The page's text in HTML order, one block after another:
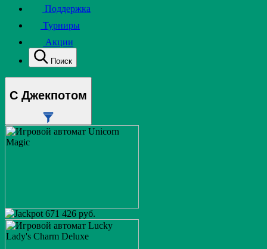
Поддержка
Турниры
Акции
Поиск
С Джекпотом
671 426 руб.